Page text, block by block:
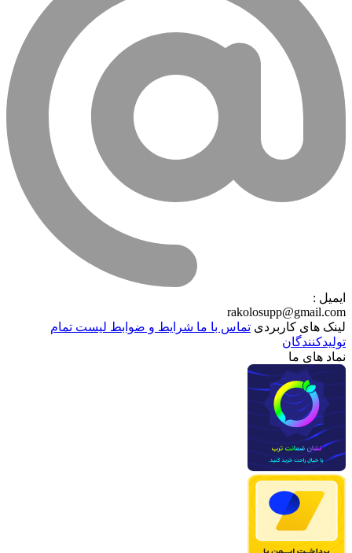
ایمیل :
rakolosupp@gmail.com
لینک های کاربردی تماس با ماشرایط و ضوابطلیست تمام
تولیدکنندگان
نماد های ما